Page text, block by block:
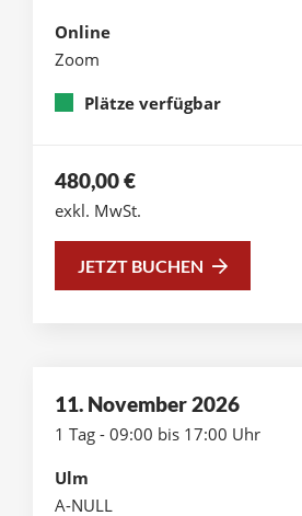
Online
Zoom
Plätze verfügbar
480,00€
exkl. MwSt.
JETZT BUCHEN
11. November 2026
1 Tag - 09:00 bis 17:00 Uhr
Ulm
A-NULL